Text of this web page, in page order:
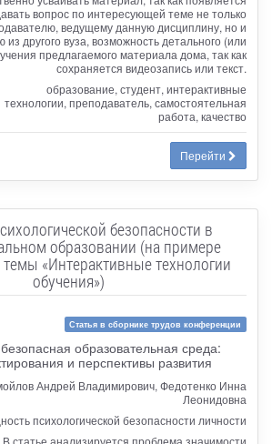
вопрос по интересующей теме не только
ведущему данную дисциплину, но и
другого вуза, возможность детального (или
предлагаемого материала дома, так как
сохраняется видеозапись или текст.
образование, студент, интерактивные
технологии, преподаватель, самостоятельная
работа, качество
Перейти
безопасности в
образовании (на примере
«Интерактивные технологии
обучения»)
Статья в сборнике трудов конференции
образовательная среда:
и перспективы развития
Андрей Владимирович, Федотенко Инна
Леонидовна
психологической безопасности личности
В статье анализируется проблема значимости